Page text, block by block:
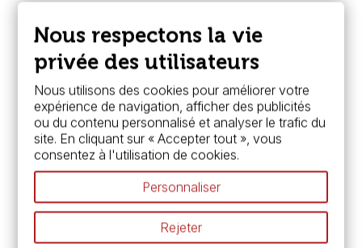
Paiement sécurisé
FAQ
Boutique à Angers
Services
Carte fidélité & avantages
Chèque cadeau, bon cadeaux
Devis & bon de commande
Pass culture - mode d'emploi
Nos promotions en cours
Espace conseils
L’aquarelle en tubes ou en godets ?
Le vocabulaire technique de l’aquarelle
Nous respectons la vie
privée des utilisateurs
Nous utilisons des cookies pour améliorer votre
expérience de navigation, afficher des publicités
ou du contenu personnalisé et analyser le trafic du
site. En cliquant sur « Accepter tout », vous
consentez à l'utilisation de cookies.
Personnaliser
Rejeter